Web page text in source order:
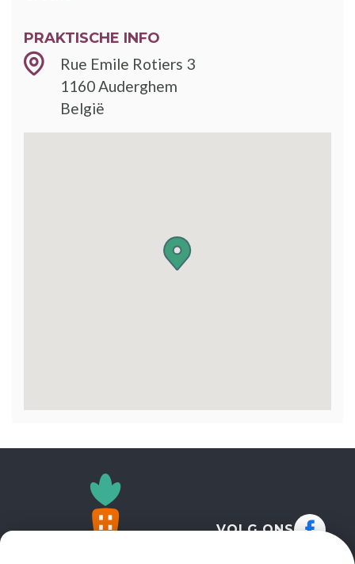
PRAKTISCHE INFO
Rue Emile Rotiers 3
1160Auderghem
België
VOLG ONS